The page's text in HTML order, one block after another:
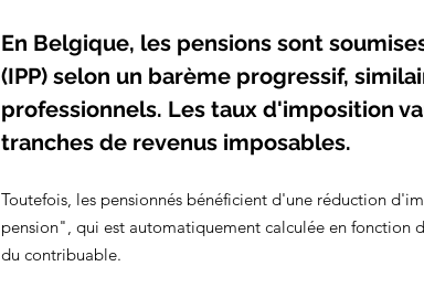
En Belgique, les pensions sont
(IPP) selon un barème progressif,
professionnels. Les taux d'imposition
tranches de revenus imposables.
Toutefois, les pensionnés bénéficient d'une réduction
pension", qui est automatiquement calculée en fonction
du contribuable.